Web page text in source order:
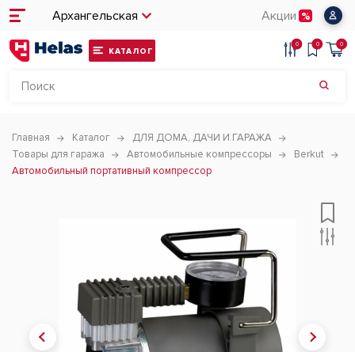
Архангельская Акции
КАТАЛОГ
0 0 0
Главная Каталог
ДЛЯ ДОМА, ДАЧИ И ГАРАЖА
Товары для гаража
Автомобильные компрессоры
Berkut
Автомобильный портативный компрессор